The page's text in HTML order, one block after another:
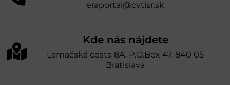
eraportal@cvtisr.sk
Kde nás nájdete
Lamačská cesta 8A, P.O.Box 47, 840 05
Bratislava